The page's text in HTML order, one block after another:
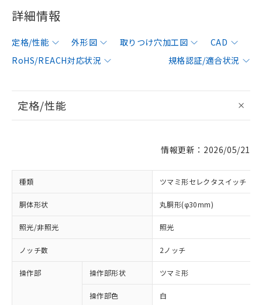
詳細情報
定格/性能 外形図 取りつけ穴加工図
CAD
RoHS/REACH対応状況
規格認証/適合状況
定格/性能
情報更新：2026/05/21
種類 ツマミ形セレクタスイッチ
胴体形状 丸胴形(φ30mm)
照光/非照光 照光
ノッチ数 2ノッチ
操作部 操作部形状 ツマミ形
操作部色 白